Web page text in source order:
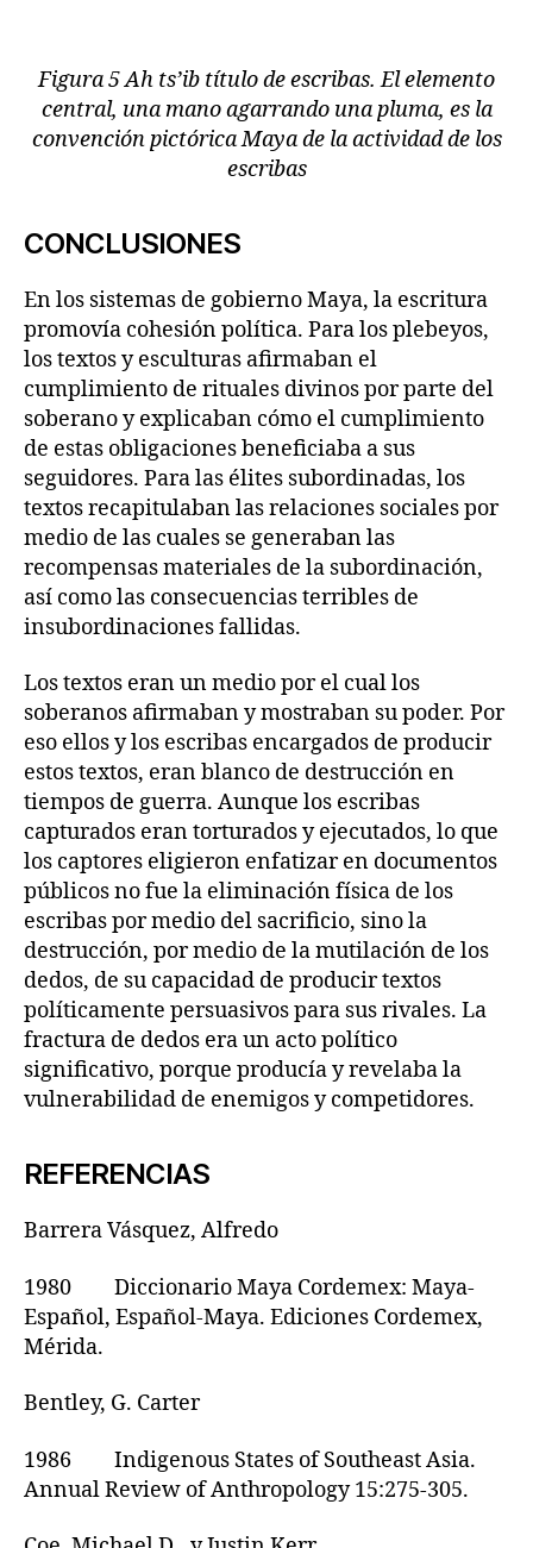
Figura 5 Ah ts’ib título de escribas. El elemento
central, una mano agarrando una pluma, es la
convención pictórica Maya de la actividad de los
escribas
CONCLUSIONES
En los sistemas de gobierno Maya, la escritura
promovía cohesión política. Para los plebeyos,
los textos y esculturas afirmaban el
cumplimiento de rituales divinos por parte del
soberano y explicaban cómo el cumplimiento
de estas obligaciones beneficiaba a sus
seguidores. Para las élites subordinadas, los
textos recapitulaban las relaciones sociales por
medio de las cuales se generaban las
recompensas materiales de la subordinación,
así como las consecuencias terribles de
insubordinaciones fallidas.
Los textos eran un medio por el cual los
soberanos afirmaban y mostraban su poder. Por
eso ellos y los escribas encargados de producir
estos textos, eran blanco de destrucción en
tiempos de guerra. Aunque los escribas
capturados eran torturados y ejecutados, lo que
los captores eligieron enfatizar en documentos
públicos no fue la eliminación física de los
escribas por medio del sacrificio, sino la
destrucción, por medio de la mutilación de los
dedos, de su capacidad de producir textos
políticamente persuasivos para sus rivales. La
fractura de dedos era un acto político
significativo, porque producía y revelaba la
vulnerabilidad de enemigos y competidores.
REFERENCIAS
Barrera Vásquez, Alfredo
1980 Diccionario Maya Cordemex: Maya-
Español, Español-Maya. Ediciones Cordemex,
Mérida.
Bentley, G. Carter
1986 Indigenous States of Southeast Asia.
Annual Review of Anthropology 15:275-305.